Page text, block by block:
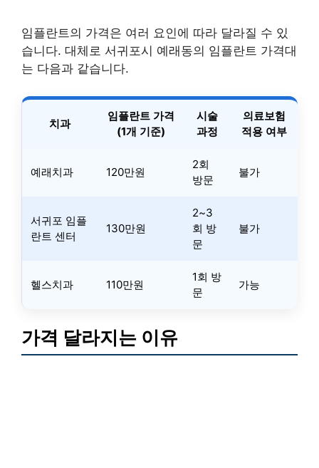
임플란트의 가격은 여러 요인에 따라 달라질 수 있
습니다. 대체로 서귀포시 예래동의 임플란트 가격대
는 다음과 같습니다.
치과
임플란트 가격
(1개 기준)
시술
과정
의료보험
적용 여부
예래치과 120만원
2회
방문
불가
서귀포 임플
란트 센터
130만원
2~3
회 방
문
불가
헬스치과 110만원
1회 방
문
가능
가격 달라지는 이유